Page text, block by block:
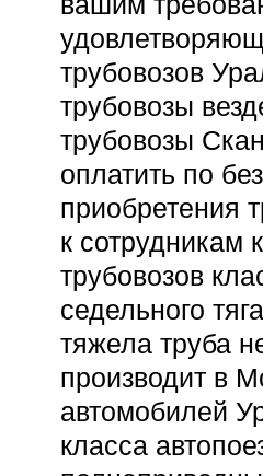
трубовозов
трубовозы
трубовозы
оплатить по
приобретения
к сотрудникам
трубовозов
седельного
тяжела труба
производит в
автомобилей
класса